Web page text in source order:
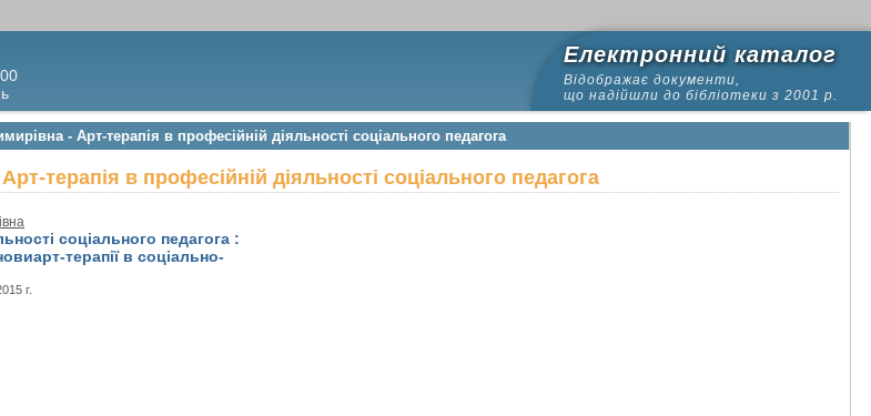
Електронний каталог
Відображає документи,
що надійшли до бібліотеки з 2001 р.
- Арт-терапія в професійній діяльності соціального педагога
терапія в професійній діяльності соціального педагога
соціального педагога :
терапії в соціально-
г.